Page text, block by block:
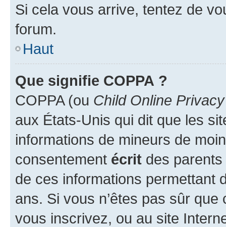
Si cela vous arrive, tentez de
forum.
Haut
Que signifie COPPA ?
COPPA (ou Child Online
aux États-Unis qui dit que les
informations de mineurs de
consentement écrit des parents
de ces informations permettant
ans. Si vous n’êtes pas sûr
vous inscrivez, ou au site